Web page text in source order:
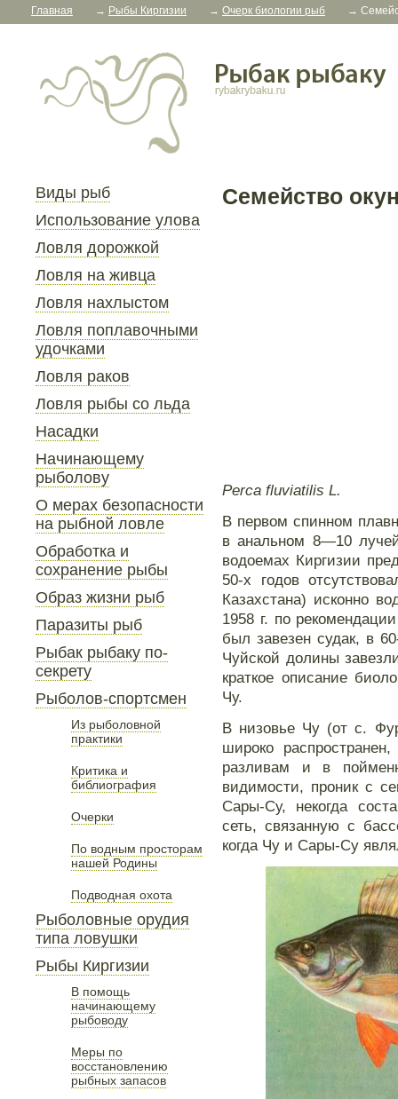
Главная → Рыбы Киргизии → Очерк биологии рыб →
Виды рыб
Использование улова
Ловля дорожкой
Ловля на живца
Ловля нахлыстом
Ловля поплавочными
удочками
Ловля раков
Ловля рыбы со льда
Насадки
Начинающему
рыболову
О мерах безопасности
на рыбной ловле
Обработка и
сохранение рыбы
Образ жизни рыб
Паразиты рыб
Рыбак рыбаку по-
секрету
Рыболов-спортсмен
Из рыболовной
практики
Критика и
библиография
Очерки
По водным просторам
нашей Родины
Подводная охота
Рыболовные орудия
типа ловушки
Рыбы Киргизии
В помощь
начинающему
рыбоводу
Меры по
восстановлению
рыбных запасов
Семейство
Perca fluviatilis L.
В первом спинном
в анальном 8—10
водоемах Киргизии
50-х годов
Казахстана) исконно
1958 г. по
был завезен судак, в
Чуйской долины
краткое описание
Чу.
В низовье Чу (от с.
широко
разливам и в
видимости, проник с
Сары-Су, некогда
сеть, связанную с
когда Чу и Сары-Су